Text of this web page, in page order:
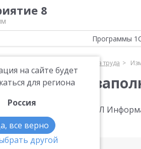
8
на сайте будет
для региона
Россия
все верно
другой
Программы
Оплата труда
порядка
заполнения 6-НДФЛ
предприятием 2.5
холдингом